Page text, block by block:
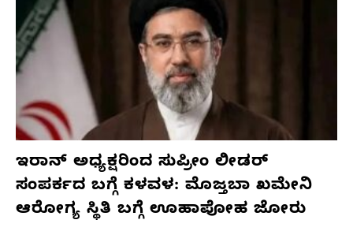
ಇರಾನ್ ಅಧ್ಯಕ್ಷರಿಂದ ಸುಪ್ರೀಂ ಲೀಡರ್
ಸಂಪರ್ಕದ ಬಗ್ಗೆ ಕಳವಳ: ಮೊಜ್ತಬಾ ಖಮೇನಿ
ಆರೋಗ್ಯ ಸ್ಥಿತಿ ಬಗ್ಗೆ ಊಹಾಪೋಹ ಜೋರು